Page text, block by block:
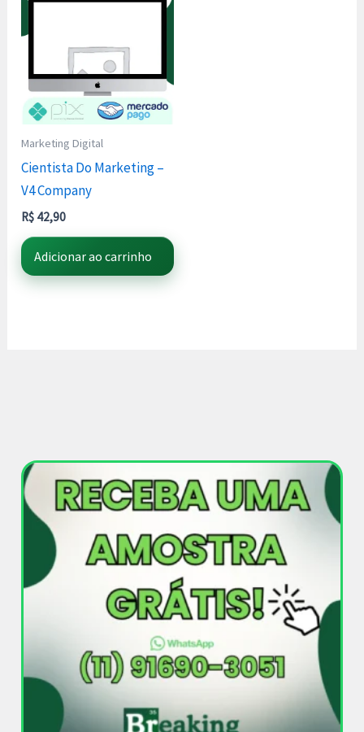
Marketing Digital
Cientista Do Marketing –
V4 Company
R$ 42,90
Adicionar ao carrinho